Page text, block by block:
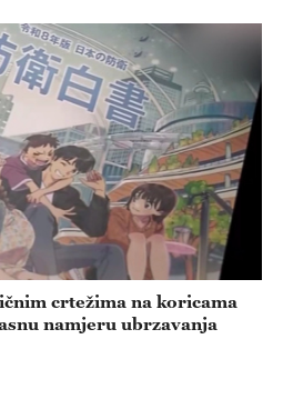
crtežima na koricama
namjeru ubrzavanja